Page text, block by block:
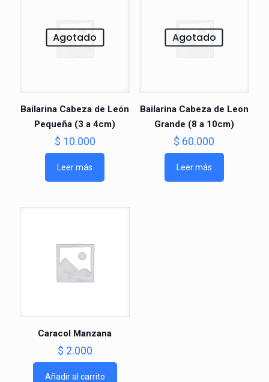
Agotado
Bailarina Cabeza de León
Pequeña (3 a 4cm)
$ 10.000
Leer más
Agotado
Bailarina Cabeza de Leon
Grande (8 a 10cm)
$ 60.000
Leer más
Caracol Manzana
$ 2.000
Añadir al carrito